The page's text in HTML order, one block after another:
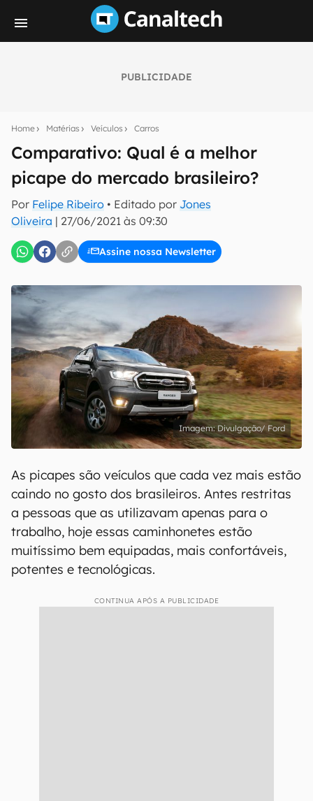
PUBLICIDADE
Home Matérias Veículos Carros
Comparativo: Qual é a melhor
picape do mercado brasileiro?
Por Felipe Ribeiro • Editado por Jones
Oliveira | 27/06/2021 às 09:30
Assine nossa Newsletter
notícias e reviews sobre tecnologia em primeira
E-mail
Uso e Política de Privacidade do Canaltech.
Divulgação/ Ford
As picapes são veículos que cada vez mais estão
caindo no gosto dos brasileiros. Antes restritas
a pessoas que as utilizavam apenas para o
trabalho, hoje essas caminhonetes estão
muitíssimo bem equipadas, mais confortáveis,
potentes e tecnológicas.
CONTINUA APÓS A PUBLICIDADE